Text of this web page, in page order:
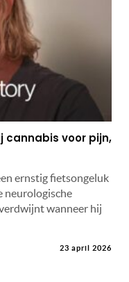
cannabis voor pijn,
ernstig fietsongeluk
neurologische
wanneer hij
23 april 2026